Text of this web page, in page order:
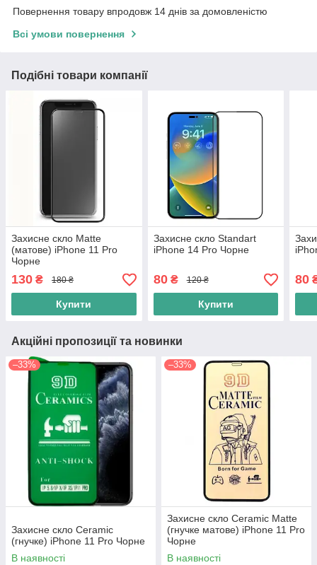
Повернення товару впродовж 14 днів за домовленістю
Всі умови повернення
Подібні товари компанії
Захисне скло Matte
(матове) iPhone 11 Pro
Чорне
130 ₴ 180 ₴
Купити
Захисне скло Standart
iPhone 14 Pro Чорне
80₴ 120 ₴
Купити
80
Акційні пропозиції та новинки
–33%
Захисне скло Ceramic
(гнучке) iPhone 11 Pro Чорне
В наявності
–33%
Захисне скло Ceramic Matte
(гнучке матове) iPhone 11 Pro
Чорне
В наявності